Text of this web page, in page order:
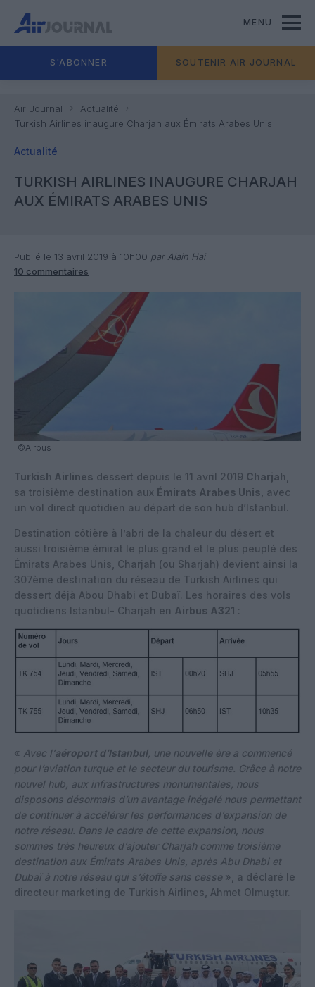
MENU
S'ABONNER SOUTENIR AIR JOURNAL
Air Journal
Actualité
Turkish Airlines inaugure Charjah aux Émirats Arabes Unis
Actualité
TURKISH AIRLINES INAUGURE CHARJAH
AUX ÉMIRATS ARABES UNIS
Publié le 13 avril 2019 à 10h00 par Alain Hai
10 commentaires
©Airbus
Turkish Airlines dessert depuis le 11 avril 2019 Charjah
sa troisième destination aux Émirats Arabes Unis , avec
un vol direct quotidien au départ de son hub d’Istanbul.
Destination côtière à l’abri de la chaleur du désert et
aussi troisième émirat le plus grand et le plus peuplé des
Émirats Arabes Unis, Charjah (ou Sharjah) devient ainsi la
307ème destination du réseau de Turkish Airlines qui
dessert déjà Abou Dhabi et Dubaï. Les horaires des vols
quotidiens Istanbul- Charjah en Airbus A321 :
« Avec l’aéroport d’Istanbul, une nouvelle ère a commencé
pour l’aviation turque et le secteur du tourisme. Grâce à notre
nouvel hub, aux infrastructures monumentales, nous
disposons désormais d’un avantage inégalé nous permettant
de continuer à accélérer les performances d’expansion de
notre réseau. Dans le cadre de cette expansion, nous
sommes très heureux d’ajouter Charjah comme troisième
destination aux Émirats Arabes Unis, après Abu Dhabi et
Dubaï à notre réseau qui s’étoffe sans cesse », a déclaré le
directeur marketing de Turkish Airlines, Ahmet Olmuştur.